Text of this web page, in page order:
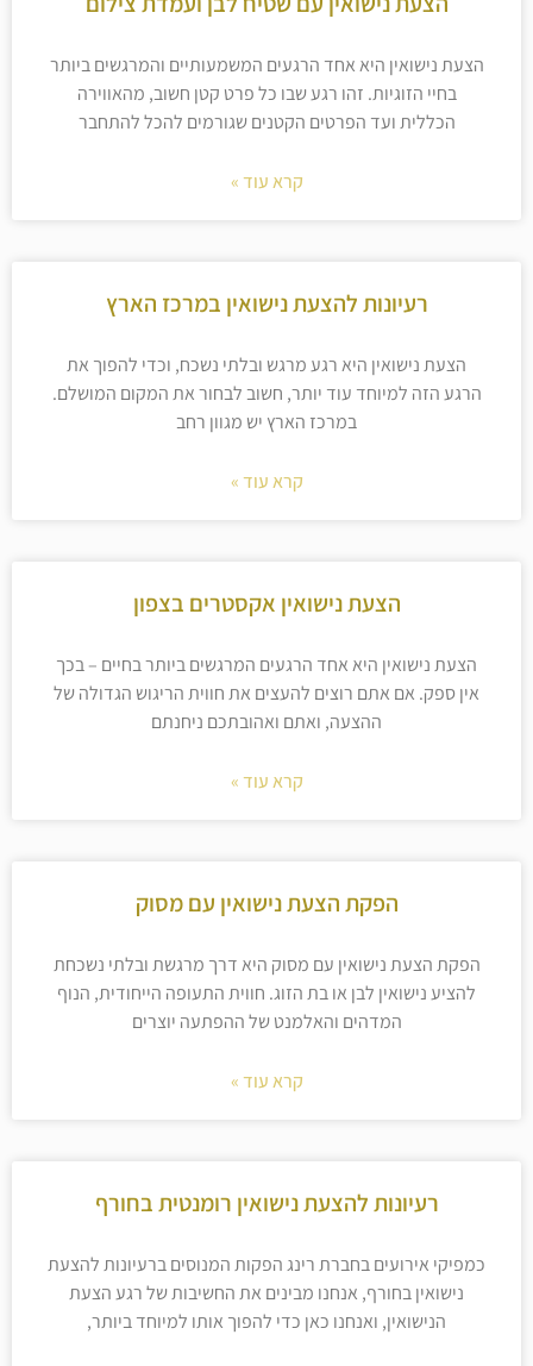
הצעת נישואין היא אחד הרגעים המשמעותיים והמרגשים ביותר
בחיי הזוגיות. זהו רגע שבו כל פרט קטן חשוב, מהאווירה
הכללית ועד הפרטים הקטנים שגורמים להכל להתחבר
קרא עוד »
רעיונות להצעת נישואין במרכז הארץ
הצעת נישואין היא רגע מרגש ובלתי נשכח, וכדי להפוך את
הרגע הזה למיוחד עוד יותר, חשוב לבחור את המקום המושלם.
במרכז הארץ יש מגוון רחב
קרא עוד »
הצעת נישואין אקסטרים בצפון
הצעת נישואין היא אחד הרגעים המרגשים ביותר בחיים – בכך
אין ספק. אם אתם רוצים להעצים את חווית הריגוש הגדולה של
ההצעה, ואתם ואהובתכם ניחנתם
קרא עוד »
הפקת הצעת נישואין עם מסוק
הפקת הצעת נישואין עם מסוק היא דרך מרגשת ובלתי נשכחת
להציע נישואין לבן או בת הזוג. חווית התעופה הייחודית, הנוף
המדהים והאלמנט של ההפתעה יוצרים
קרא עוד »
רעיונות להצעת נישואין רומנטית בחורף
כמפיקי אירועים בחברת רינג הפקות המנוסים ברעיונות להצעת
נישואין בחורף, אנחנו מבינים את החשיבות של רגע הצעת
הנישואין, ואנחנו כאן כדי להפוך אותו למיוחד ביותר,